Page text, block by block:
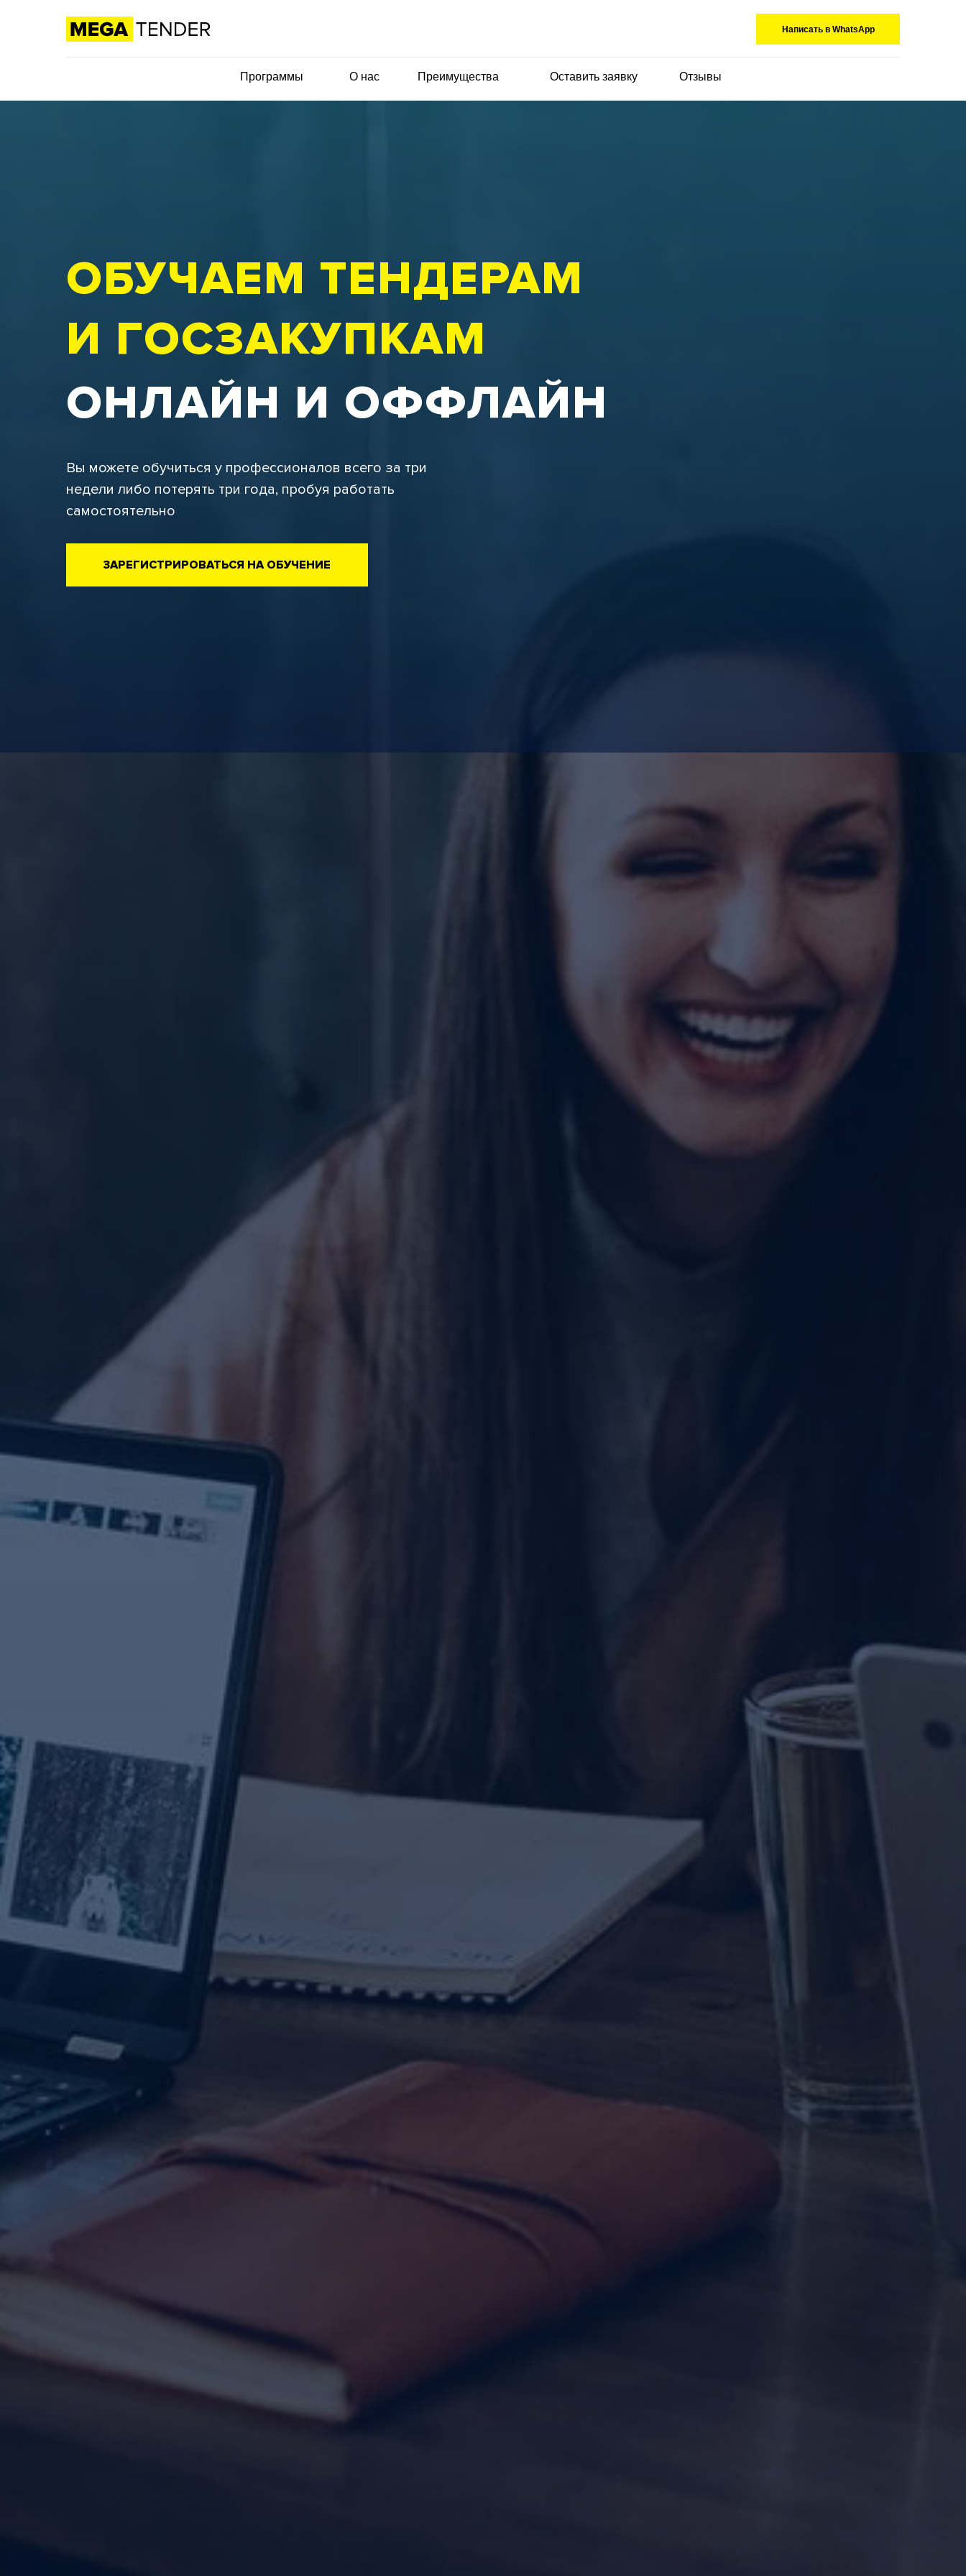
Программы Преимущества
О нас Оставить заявку
Написать в WhatsApp
Отзывы
ОБУЧАЕМ ТЕНДЕРАМ
И ГОСЗАКУПКАМ
ОНЛАЙН И ОФФЛАЙН
Вы можете обучиться у профессионалов всего за три
недели либо потерять три года, пробуя работать
самостоятельно
ЗАРЕГИСТРИРОВАТЬСЯ НА ОБУЧЕНИЕ